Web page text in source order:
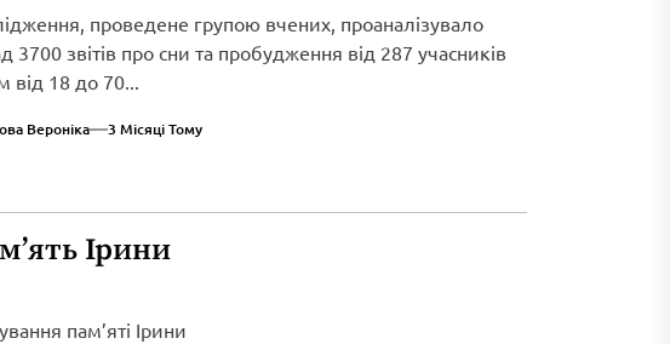
проведене групою вчених, проаналізувало
3700 звітів про сни та пробудження від 287 учасників
від 18 до 70...
Вероніка 3 Місяці Тому
Ірини
пам’яті Ірини